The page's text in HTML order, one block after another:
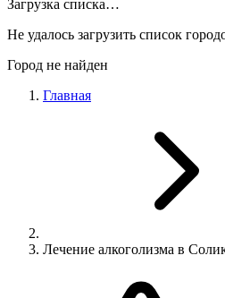
Загрузка списка…
Не удалось загрузить список
Город не найден
Главная
Лечение алкоголизма в